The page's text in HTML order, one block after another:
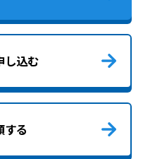
し込む
する